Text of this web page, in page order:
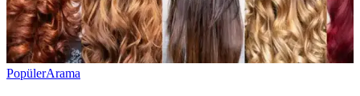
PopülerArama